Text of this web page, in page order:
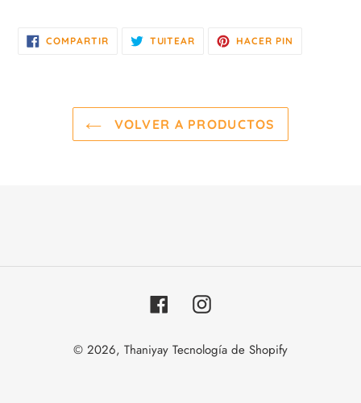
COMPARTIRCOMPARTIR
EN
TUITEAR TUITEARHACER PIN
VOLVER A PRODUCTOS
FacebookInstagram
© 2026, Thaniyay Tecnología de Shopify